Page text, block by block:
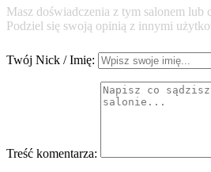
Masz doświadczenia z tym salonem lub
Podziel się swoją opinią z innymi
Twój Nick / Imię:
Treść komentarza: